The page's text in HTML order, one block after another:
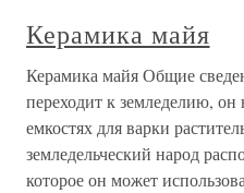
Керамика майя
Керамика майя Общие
переходит к земледелию, он
емкостях для варки
земледельческий народ
которое он может